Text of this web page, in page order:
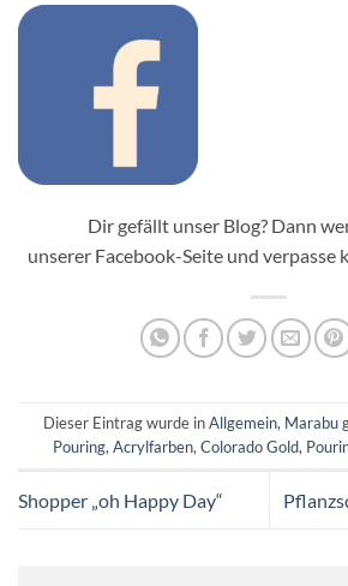
Dir gefällt unser Blog? Dann
unserer Facebook-Seite und verpasse
Dieser Eintrag wurde inAllgemein, Marabu
Pouring, Acrylfarben, Colorado Gold,
Shopper „oh Happy Day“